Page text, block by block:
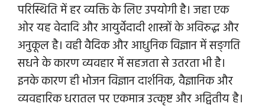
परिस्थिति में हर व्यक्ति के लिए उपयोगी है। जहा एक
ओर यह वेदादि और आयुर्वेदादी शास्त्रों के अविरुद्ध और
अनुकूल है। वही वैदिक और आधुनिक विज्ञान में सङ्गति
सधने के कारण व्यवहार में सहजता से उतरता भी है।
इनके कारण ही भोजन विज्ञान दार्शनिक, वैज्ञानिक और
व्यवहारिक धरातल पर एकमात्र उत्कृष्ट और अद्वितीय है।